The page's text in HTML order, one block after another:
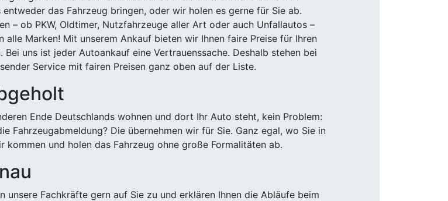
das Fahrzeug bringen, oder wir holen es gerne für Sie ab.
– ob PKW, Oldtimer, Nutzfahrzeuge aller Art oder auch Unfallautos –
alle Marken! Mit unserem Ankauf bieten wir Ihnen faire Preise für Ihren
uns ist jeder Autoankauf eine Vertrauenssache. Deshalb stehen bei
Service mit fairen Preisen ganz oben auf der Liste.
Ende Deutschlands wohnen und dort Ihr Auto steht, kein Problem:
Fahrzeugabmeldung? Die übernehmen wir für Sie. Ganz egal, wo Sie in
und holen das Fahrzeug ohne große Formalitäten ab.
unsere Fachkräfte gern auf Sie zu und erklären Ihnen die Abläufe beim